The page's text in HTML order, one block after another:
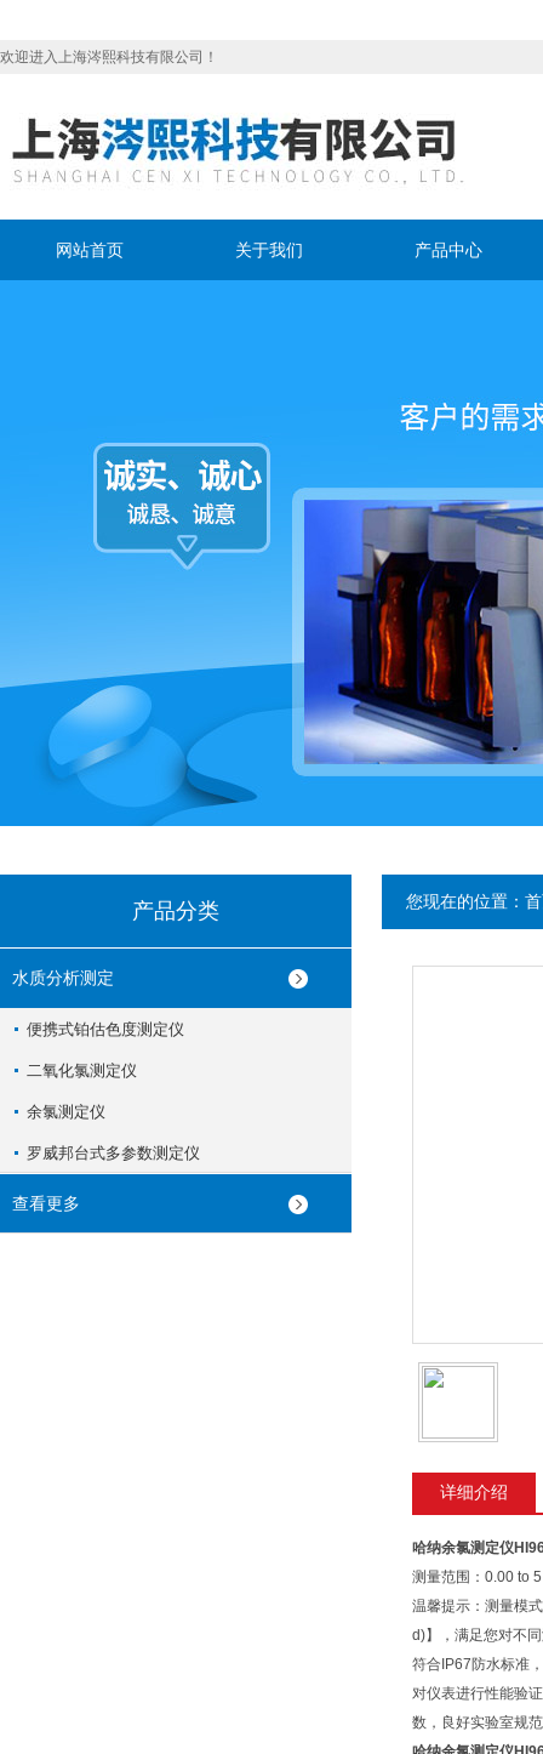
欢迎进入上海涔熙科技有限公司！
网站首页 关于我们 产品中心
产品分类
水质分析测定
便携式铂估色度测定仪
二氧化氯测定仪
余氯测定仪
罗威邦台式多参数测定仪
查看更多
您现在的位置：
详细介绍
哈纳余氯测定仪
测量范围：0.00 to
温馨提示：测量模
d)】，满足您对不
符合IP67防水标准
对仪表进行性能验
数，良好实验室规